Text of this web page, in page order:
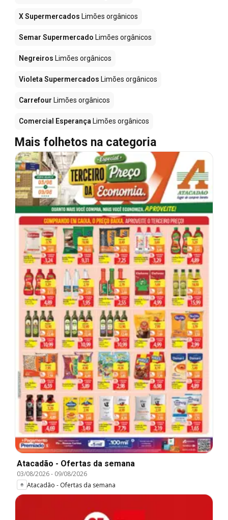
X Supermercados Limões orgânicos
Semar Supermercado Limões orgânicos
Negreiros Limões orgânicos
Violeta Supermercados Limões orgânicos
Carrefour Limões orgânicos
Comercial Esperança Limões orgânicos
Mais folhetos na categoria
Atacadão - Ofertas da semana
03/08/2026- 09/08/2026
Atacadão - Ofertas da semana